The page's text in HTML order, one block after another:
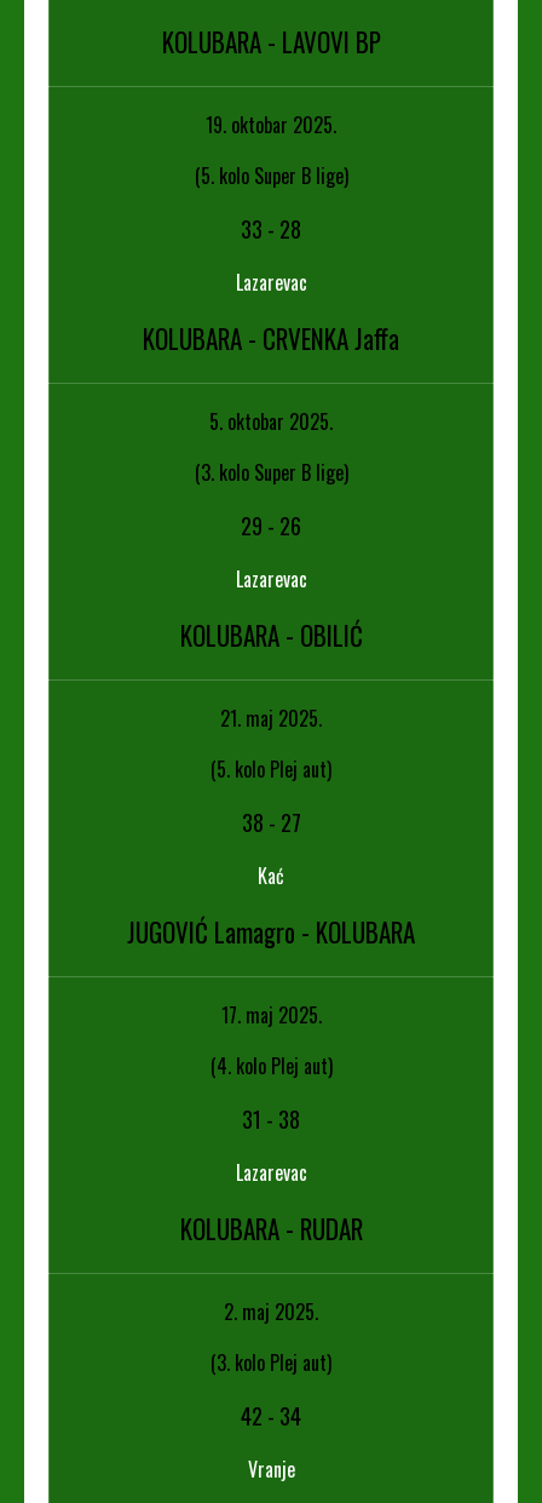
KOLUBARA - LAVOVI BP
19. oktobar 2025.
(5. kolo Super B lige)
33 - 28
Lazarevac
KOLUBARA - CRVENKA Jaffa
5. oktobar 2025.
(3. kolo Super B lige)
29 - 26
Lazarevac
KOLUBARA - OBILIĆ
21. maj 2025.
(5. kolo Plej aut)
38 - 27
Kać
JUGOVIĆ Lamagro - KOLUBARA
17. maj 2025.
(4. kolo Plej aut)
31 - 38
Lazarevac
KOLUBARA - RUDAR
2. maj 2025.
(3. kolo Plej aut)
42 - 34
Vranje